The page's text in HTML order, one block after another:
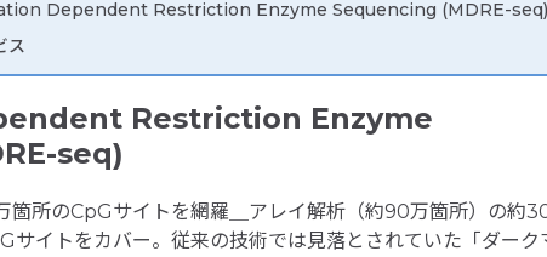
Dependent Restriction Enzyme Sequencing (MDRE-
ス
Restriction Enzyme
seq)
箇所のCpGサイトを網羅＿アレイ解析（約90万箇所）の約
サイトをカバー。従来の技術では見落とされていた「ダーク